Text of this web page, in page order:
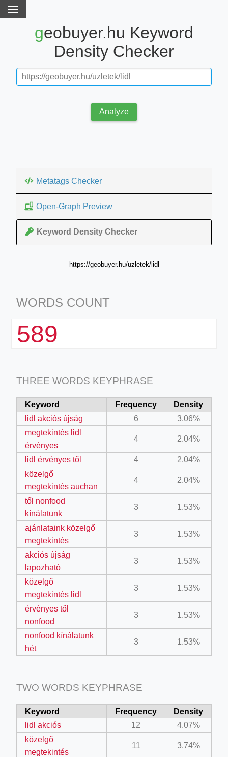
crew-neck-navy-blue/
feed-calculator
work?lat=37.49813&lng=127.0284&zoom=16
shredder-plant-equipment/scrap-shredder-fabrication
geobuyer.hu Keyword
Density Checker
Analyze
Metatags Checker
Open-Graph Preview
Keyword Density Checker
https://geobuyer.hu/uzletek/lidl
WORDS COUNT
589
THREE WORDS KEYPHRASE
Keyword Frequency
Density
lidl akciós újság
6
3.06%
megtekintés lidl
érvényes
4 2.04%
lidl érvényes től 4
2.04%
közelgő
megtekintés auchan
4 2.04%
től nonfood
kínálatunk
3 1.53%
ajánlataink közelgő
megtekintés
3 1.53%
akciós újság
lapozható
3 1.53%
közelgő
megtekintés lidl
3 1.53%
érvényes től
nonfood
3 1.53%
nonfood kínálatunk
hét
3 1.53%
TWO WORDS KEYPHRASE
Keyword Frequency
Density
lidl akciós
12
4.07%
közelgő
megtekintés
11 3.74%